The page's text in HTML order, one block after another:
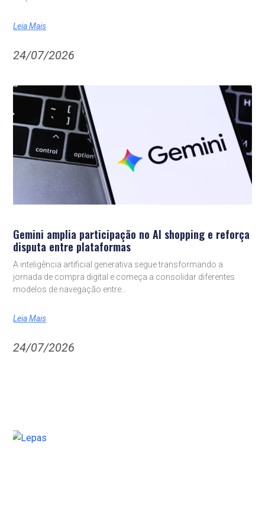
Leia Mais
24/07/2026
Gemini amplia participação no AI shopping e reforça
disputa entre plataformas
A inteligência artificial generativa segue transformando a
jornada de compra digital e começa a consolidar diferentes
modelos de navegação entre
Leia Mais
24/07/2026